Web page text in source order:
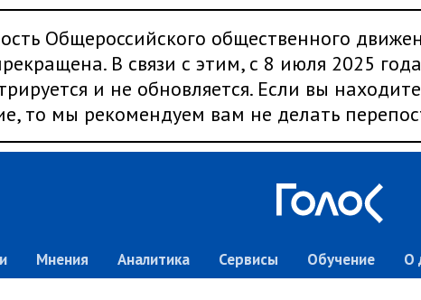
Общероссийского общественного
В связи с этим, с 8 июля 2025
и не обновляется. Если вы
то мы рекомендуем вам не делать
Мнения Аналитика Сервисы Обучение О